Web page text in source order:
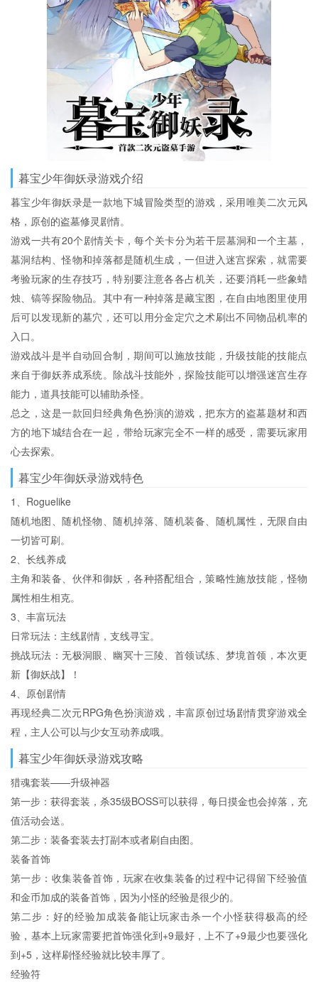
暮宝少年御妖录游戏介绍
暮宝少年御妖录是一款地下城冒险类型的游戏，采用唯美二次元风
格，原创的盗墓修灵剧情。
游戏一共有20个剧情关卡，每个关卡分为若干层墓洞和一个主墓，
墓洞结构、怪物和掉落都是随机生成，一但进入迷宫探索，就需要
考验玩家的生存技巧，特别要注意各各占机关，还要消耗一些象蜡
烛、镐等探险物品。其中有一种掉落是藏宝图，在自由地图里使用
后可以发现新的墓穴，还可以用分金定穴之术刷出不同物品机率的
入口。
游戏战斗是半自动回合制，期间可以施放技能，升级技能的技能点
来自于御妖养成系统。除战斗技能外，探险技能可以增强迷宫生存
能力，道具技能可以辅助杀怪。
总之，这是一款回归经典角色扮演的游戏，把东方的盗墓题材和西
方的地下城结合在一起，带给玩家完全不一样的感受，需要玩家用
心去探索。
暮宝少年御妖录游戏特色
1、Roguelike
随机地图、随机怪物、随机掉落、随机装备、随机属性，无限自由
一切皆可刷。
2、长线养成
主角和装备、伙伴和御妖，各种搭配组合，策略性施放技能，怪物
属性相生相克。
3、丰富玩法
日常玩法：主线剧情，支线寻宝。
挑战玩法：无极洞眼、幽冥十三陵、首领试练、梦境首领，本次更
新【御妖战】！
4、原创剧情
再现经典二次元RPG角色扮演游戏，丰富原创过场剧情贯穿游戏全
程，主人公可以与少女互动养成哦。
暮宝少年御妖录游戏攻略
猎魂套装——升级神器
第一步：获得套装，杀35级BOSS可以获得，每日摸金也会掉落，充
值活动会送。
第二步：装备套装去打副本或者刷自由图。
装备首饰
第一步：收集装备首饰，玩家在收集装备的过程中记得留下经验值
和金币加成的装备首饰，因为小怪的经验是很少的。
第二步：好的经验加成装备能让玩家击杀一个小怪获得极高的经
验，基本上玩家需要把首饰强化到+9最好，上不了+9最少也要强化
到+5，这样刷怪经验就比较丰厚了。
经验符